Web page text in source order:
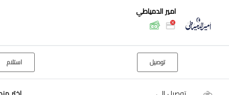
امير الدمياطي
توصيل استلام